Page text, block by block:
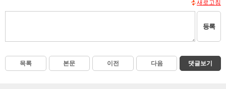
새로고침
등록
목록 본문 이전 다음 댓글보기